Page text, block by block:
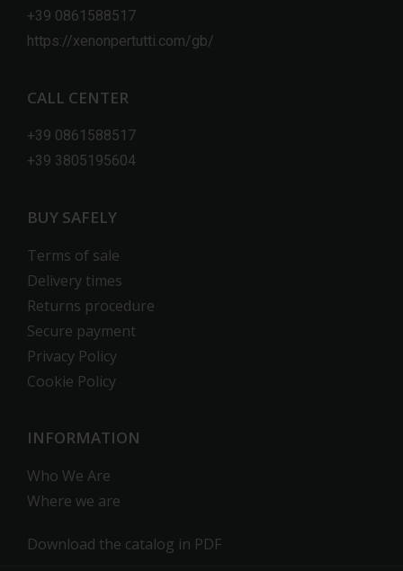
+39 0861588517
https://xenonpertutti.com/gb/
CALL CENTER
+39 0861588517
+39 3805195604
BUY SAFELY
Terms of sale
Delivery times
Returns procedure
Secure payment
Privacy Policy
Cookie Policy
INFORMATION
Who We Are
Where we are
Download the catalog in PDF